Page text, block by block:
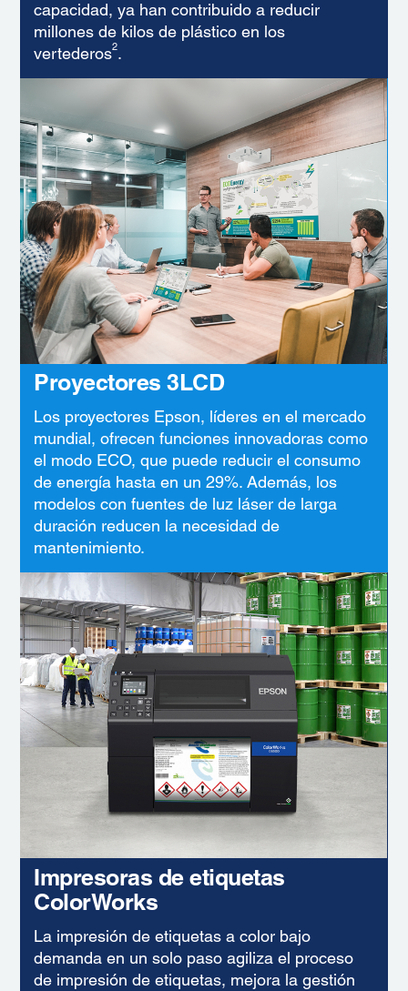
capacidad, ya han contribuido a reducir
millones de kilos de plástico en los
vertederos2.
Proyectores 3LCD
Los proyectores Epson, líderes en el mercado
mundial, ofrecen funciones innovadoras como
el modo ECO, que puede reducir el consumo
de energía hasta en un 29%. Además, los
modelos con fuentes de luz láser de larga
duración reducen la necesidad de
mantenimiento.
Impresoras de etiquetas
ColorWorks
La impresión de etiquetas a color bajo
demanda en un solo paso agiliza el proceso
de impresión de etiquetas, mejora la gestión